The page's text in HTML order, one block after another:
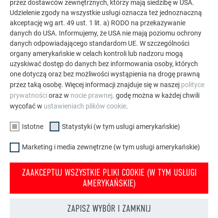
wszechstronne może być zastosowanie aluminium.
Odkryj więcej imponujących projektów z trwałymi
aluminiowymi rozwiązaniami PREFA na dachy, systemy
solarne i elewacje.
ZOBACZ WIĘCEJ REFERENCJI
przez dostawców zewnętrznych, którzy mają siedzibę w USA.
Udzielenie zgody na wszystkie usługi oznacza też jednoznaczną
akceptację wg art. 49 ust. 1 lit. a) RODO na przekazywanie
danych do USA. Informujemy, że USA nie mają poziomu ochrony
danych odpowiadającego standardom UE. W szczególności
organy amerykańskie w celach kontroli lub nadzoru mogą
uzyskiwać dostęp do danych bez informowania osoby, których
one dotyczą oraz bez możliwości wystąpienia na drogę prawną
przez taką osobę. Więcej informacji znajduje się w naszej polityce
prywatnościoraz w nocie prawnej. godę można w każdej chwili
wycofać w ustawieniach plików cookie.
Istotne Statystyki (w tym usługi amerykańskie)
Marketing i media zewnętrzne (w tym usługi amerykańskie)
ZAAKCEPTUJ WSZYSTKIE PLIKI COOKIE (W TYM USŁUGI
AMERYKAŃSKIE)
ZAPISZ WYBÓR I ZAMKNIJ